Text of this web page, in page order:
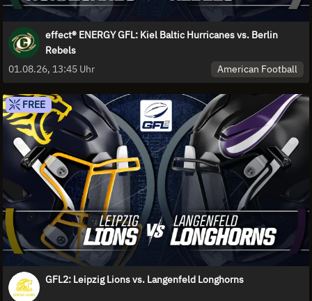
effect® ENERGY GFL: Kiel Baltic Hurricanes vs. Berlin
Rebels
01.08.26, 13:45 Uhr
American Football
FREE
GFL2: Leipzig Lions vs. Langenfeld Longhorns